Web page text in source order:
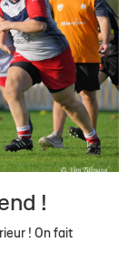
!
! On fait